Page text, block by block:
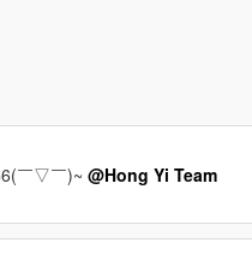
￣▽￣)~ @Hong Yi Team